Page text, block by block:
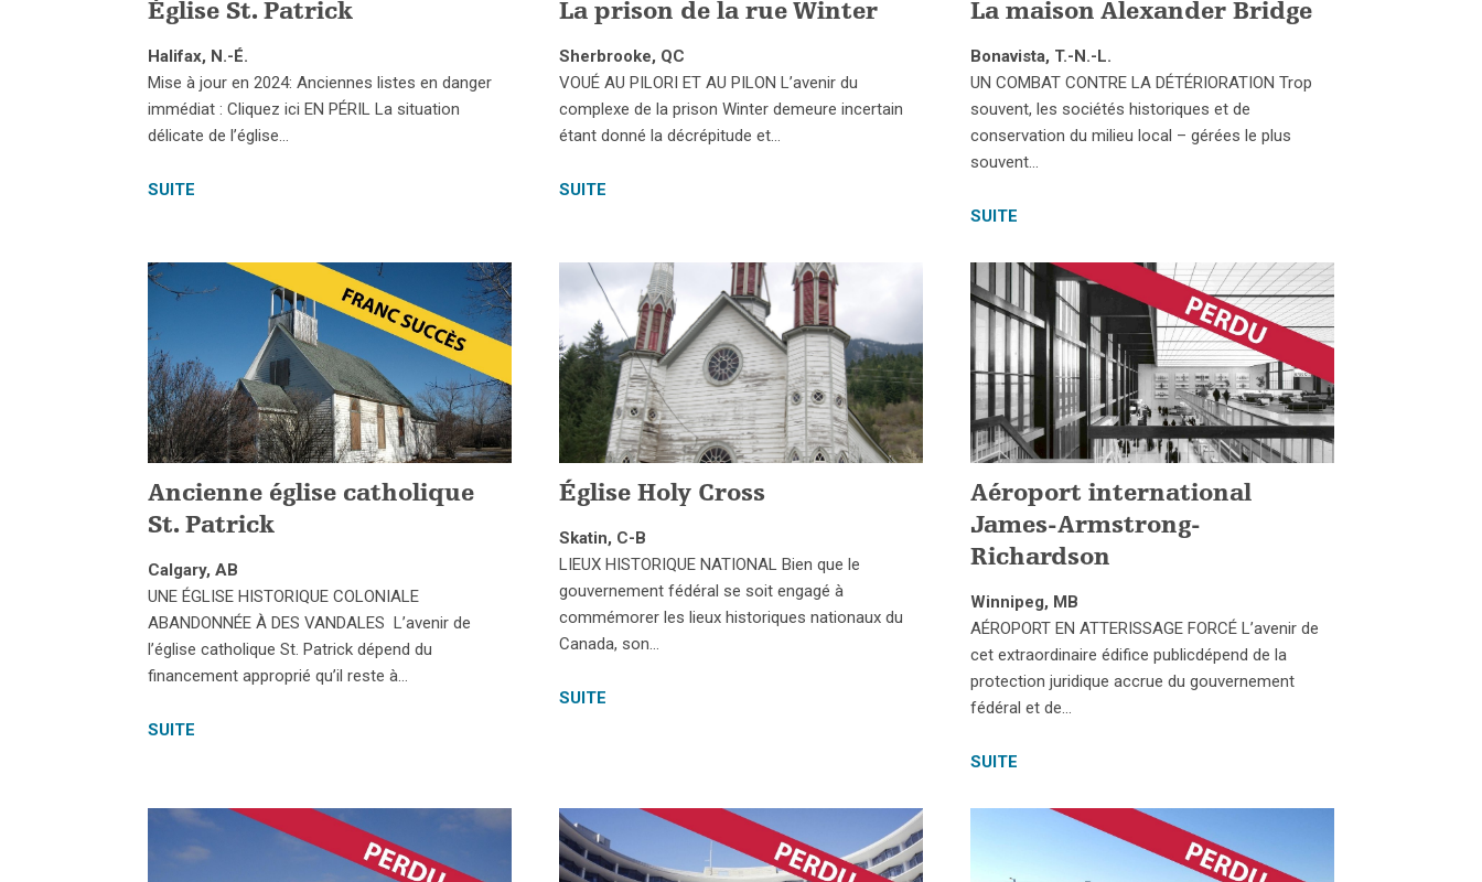
Église St. Patrick
Halifax, N.-É.
Mise à jour en 2024: Anciennes listes en danger
immédiat : Cliquez ici EN PÉRIL La situation
délicate de l’église…
SUITE
La prison de la rue Winter
Sherbrooke, QC
VOUÉ AU PILORI ET AU PILON L’avenir du
complexe de la prison Winter demeure incertain
étant donné la décrépitude et…
SUITE
La maison Alexander Bridge
Bonavista, T.-N.-L.
UN COMBAT CONTRE LA DÉTÉRIORATION Trop
souvent, les sociétés historiques et de
conservation du milieu local – gérées le plus
souvent…
SUITE
Ancienne église catholique
St. Patrick
Calgary, AB
UNE ÉGLISE HISTORIQUE COLONIALE
ABANDONNÉE À DES VANDALES L’avenir de
l’église catholique St. Patrick dépend du
financement approprié qu’il reste à…
SUITE
Église Holy Cross
Skatin, C-B
LIEUX HISTORIQUE NATIONAL Bien que le
gouvernement fédéral se soit engagé à
commémorer les lieux historiques nationaux du
Canada, son…
SUITE
Aéroport international
James-Armstrong-
Richardson
Winnipeg, MB
AÉROPORT EN ATTERISSAGE FORCÉ L’avenir de
cet extraordinaire édifice publicdépend de la
protection juridique accrue du gouvernement
fédéral et de…
SUITE